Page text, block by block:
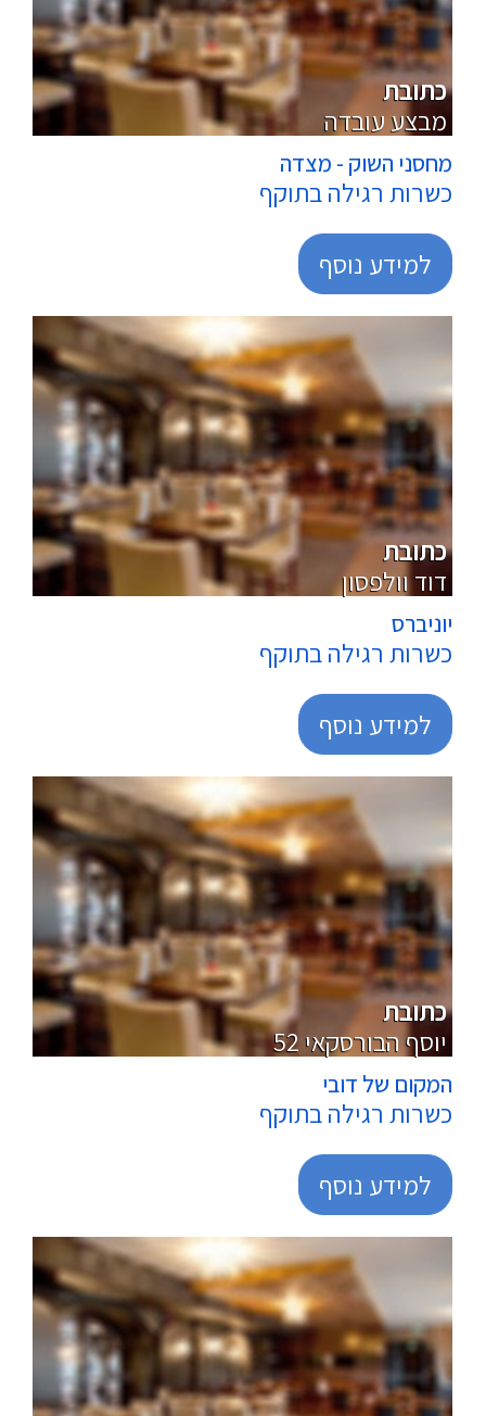
מרכולים
כתובת
מבצע עובדה
מחסני השוק - מצדה
כשרות רגילה בתוקף
למידע נוסף
מרכולים
כתובת
דוד וולפסון
יוניברס
כשרות רגילה בתוקף
למידע נוסף
פלאפל / שווארמה
כתובת
52 יוסף הבורסקאי
המקום של דובי
כשרות רגילה בתוקף
למידע נוסף